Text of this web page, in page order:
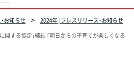
お知らせ
2024年 | プレスリリース・お知らせ
関する協定」締結 「明日からの子育てが楽しくなる